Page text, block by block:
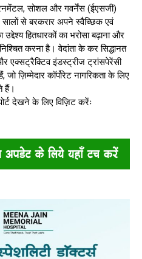
सोशल और गवर्नेंस (ईएसजी)
सालों से बरकरार अपने स्वैच्छिक एवं
हितधारकों का भरोसा बढ़ाना और
करना है। वेदांता के कर सिद्धानत
एक्सट्रैक्टिव इंडस्ट्रीज ट्रांसपेरेंसी
ज़िम्मेदार कॉर्पोरेट नागरिकता के लिए
हैं।
देखने के लिए विज़िट करेंः